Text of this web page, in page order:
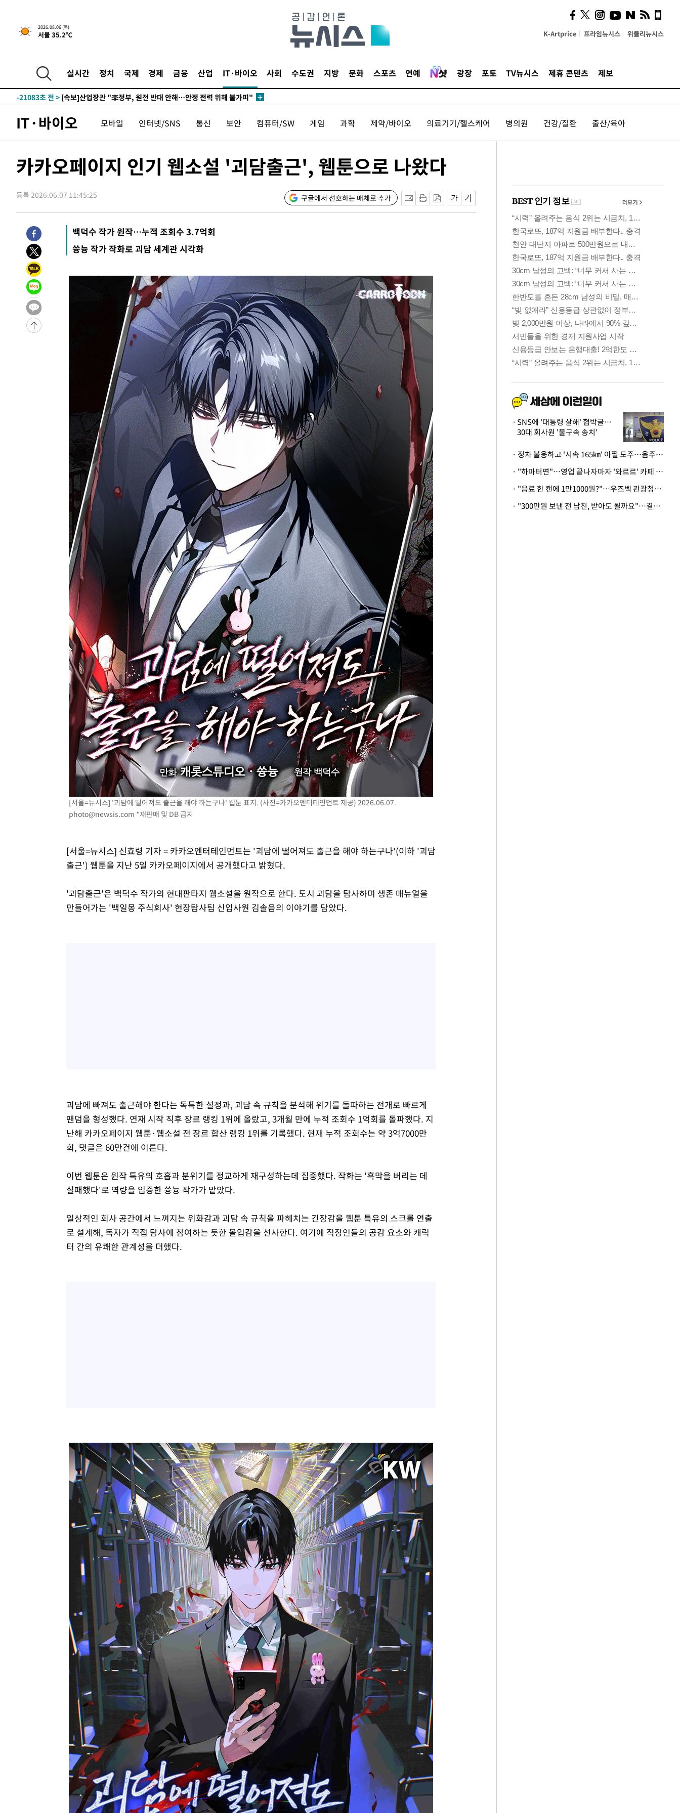
2026.08.06 (목)
서울 35.2℃ K-Artprice 프라임뉴시스 위클리뉴시스
실시간 정치 국제 경제 금융 산업 IT·바이오 사회 수도권 지방 문화 스포츠 연예 광장 포토 TV뉴시스 제휴 콘텐츠 제보
4시간 전 >[속보] "이란-오만, 호르무즈 해협 통행 항로 합의" 이란 외무부 대변인
-24585초 전 >
트럼프, 한국계 진보 주지사 후보 맹공…"공산주의가 최대 위협"
-24563초 전 >
-21083초 전 > [속보]산업장관 "李정부, 원전 반대 안해…안정 전력 위해 불가피"
-19167초 전 > [속보]산업장관 "美무역법 제301조 과잉생산 결과 발표 8월 중 예
-18960초 전 >[속보]코스피 매도사이드카 발동…4%대 급락
-15793초 전 >서울 열대야 15일째 지속…비공식 '초열대야' 30도 넘어
-14343초 전 >[속보]코스피, 119.51포인트(1.81%) 내린 6478.75 개장
-10790초 전 >6월 경상수지 497.3억 달러…두 달 연속 사상 최대
-10741초 전 >
서울 낮 39도 '폭염중대경보'…40도 관측 가능성도
-8103초 전 >
미 워싱턴주 스포캔 시의 통제불능 3개 산불, 방화선 일부 구축
-276초 전 >
[속보] 호르무즈 해협 이란-오만 협상 기대속 뉴욕증시 혼조 마감 다우
0.49%↑
22분 전 >
년 인터뷰
4시간 전 >
[속보] "이란-오만, 호르무즈 해협 통행 항로 합의" 이란 외무부 대변인
-24948초 전 >
내일까지 39도 '펄펄'…기상청 "태풍 지나며 폭염 잠시 꺾인다"
-24585초 전 >
트럼프, 한국계 진보 주지사 후보 맹공…"공산주의가 최대 위협"
-24563초 전 >
"美간섭에 합의 지연"…트럼프, '이란 호르무즈 통제권' 수용할까
[속보]산업장관 "李정부, 원전 반대 안해…안정 전력 위해 불가피"
[속보]경찰, '홍명보 선임 논란' 대한축구협회·축구회관 등 압수수
[속보]산업장관 "美무역법 제301조 과잉생산 결과 발표 8월 중 예
[속보]코스피 매도사이드카 발동…4%대 급락
[속보]전남광주 초대 시민추천 부시장에 백승주·윤난실
서울 열대야 15일째 지속…비공식 '초열대야' 30도 넘어
[속보]코스닥, 2.15포인트(0.27%) 내린 797.44 출발
[속보]코스피, 119.51포인트(1.81%) 내린 6478.75 개장
6월 경상수지 497.3억 달러…두 달 연속 사상 최대
서울 낮 39도 '폭염중대경보'…40도 관측 가능성도
미 워싱턴주 스포캔 시의 통제불능 3개 산불, 방화선 일부 구축
[속보] 호르무즈 해협 이란-오만 협상 기대속 뉴욕증시 혼조 마감 다우
[속보] 이란 대통령 "지금 최고지도자와 소통하기가 매우 어려워" 취임 3
[속보] "이란-오만, 호르무즈 해협 통행 항로 합의" 이란 외무부 대변인
IT·바이오 모바일 인터넷/SNS 통신 보안 컴퓨터/SW 게임 과학 제약/바이오 의료기기/헬스케어 병의원 건강/질환 출산/육아
카카오페이지 인기 웹소설 '괴담출근', 웹툰으로 나왔다
등록 2026.06.07 11:45:25 구글에서 선호하는 매체로 추가
백덕수 작가 원작…누적 조회수 3.7억회
쓩늉 작가 작화로 괴담 세계관 시각화
[서울=뉴시스] '괴담에 떨어져도 출근을 해야 하는구나' 웹툰 표지. (사진=카카오엔터테인먼트 제공) 2026.06.07.
photo@newsis.com *재판매 및 DB 금지
[서울=뉴시스] 신효령 기자 = 카카오엔터테인먼트는 '괴담에 떨어져도 출근을 해야 하는구나'(이하 '괴담
출근') 웹툰을 지난 5일 카카오페이지에서 공개했다고 밝혔다.
'괴담출근'은 백덕수 작가의 현대판타지 웹소설을 원작으로 한다. 도시 괴담을 탐사하며 생존 매뉴얼을
만들어가는 '백일몽 주식회사' 현장탐사팀 신입사원 김솔음의 이야기를 담았다.
괴담에 빠져도 출근해야 한다는 독특한 설정과, 괴담 속 규칙을 분석해 위기를 돌파하는 전개로 빠르게
팬덤을 형성했다. 연재 시작 직후 장르 랭킹 1위에 올랐고, 3개월 만에 누적 조회수 1억회를 돌파했다. 지
난해 카카오페이지 웹툰·웹소설 전 장르 합산 랭킹 1위를 기록했다. 현재 누적 조회수는 약 3억7000만
회, 댓글은 60만건에 이른다.
이번 웹툰은 원작 특유의 호흡과 분위기를 정교하게 재구성하는데 집중했다. 작화는 '흑막을 버리는 데
실패했다'로 역량을 입증한 쓩늉 작가가 맡았다.
일상적인 회사 공간에서 느껴지는 위화감과 괴담 속 규칙을 파헤치는 긴장감을 웹툰 특유의 스크롤 연출
로 설계해, 독자가 직접 탐사에 참여하는 듯한 몰입감을 선사한다. 여기에 직장인들의 공감 요소와 캐릭
터 간의 유쾌한 관계성을 더했다.
계…'고급 가요'의 주체적
영토
SNS에 '대통령 살해' 협박글…
30대 회사원 '불구속 송치'
· 정차 불응하고 '시속 165㎞' 아찔 도주…음주운전자 체포
· "하마터면"…영업 끝나자마자 '와르르' 카페 테라스 덮친 대리석 외벽
· "음료 한 캔에 1만1000원?"…우즈벡 관광청까지 나섰다, 유튜버 폭로 후폭풍
· "300만원 보낸 전 남친, 받아도 될까요"…결혼 앞둔 예비신부의 뜻밖 고충